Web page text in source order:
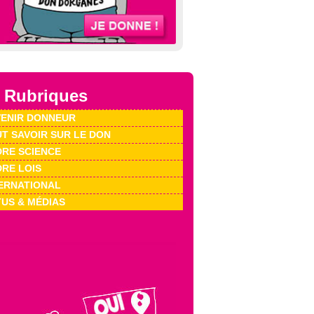
Rubriques
DONNEUR
SAVOIR SUR LE DON
SCIENCE
LOIS
& MÉDIAS